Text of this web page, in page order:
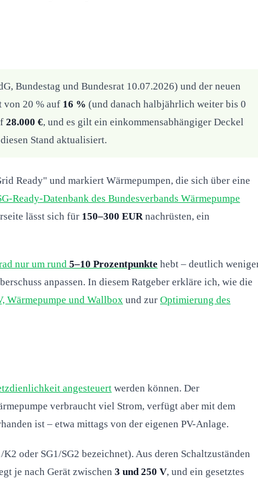
Bundestag und Bundesrat 10.07.2026) und der neuen
von 20 % auf 16 % (und danach halbjährlich weiter bis 0
28.000 €, und es gilt ein einkommensabhängiger Deckel
Stand aktualisiert.
Ready" und markiert Wärmepumpen, die sich über eine
Ready-Datenbank des Bundesverbands Wärmepumpe
lässt sich für 150–300 EUR nachrüsten, ein
nur um rund 5–10 Prozentpunkte hebt – deutlich
anpassen. In diesem Ratgeber erkläre ich, wie die
Wärmepumpe und Wallbox und zur Optimierung des
angesteuert werden können. Der
verbraucht viel Strom, verfügt aber mit dem
ist – etwa mittags von der eigenen PV-Anlage.
oder SG1/SG2 bezeichnet). Aus deren Schaltzuständen
je nach Gerät zwischen 3 und 250 V, und ein gesetztes